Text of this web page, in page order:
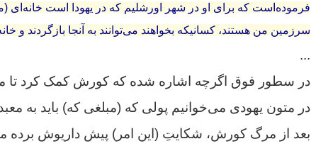
فرموده‌است که برای او در شهر اورشلیم که در یهودا است خانه‌ای
سرزمین من هستند، کسانیکه بخواهند می‌توانند به آنجا بازگردند و
...
در سطور فوق اگرچه اشاره شده که کورش کمک کرد تا
در متون یهودی می‌خوانیم پولی که (مبلغی که) باید به
بعد از مرگ کورش، شکایتِ (این امر) پیش داریوش برده